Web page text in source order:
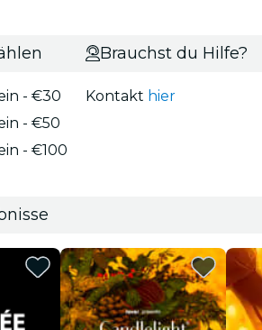
- €30
- €50
- €100
Brauchst du Hilfe?
Kontakt hier